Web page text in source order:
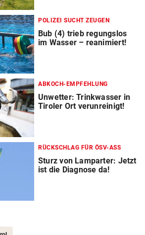
POLIZEI SUCHT ZEUGEN
Bub (4) trieb regungslos
im Wasser – reanimiert!
ABKOCH-EMPFEHLUNG
Unwetter: Trinkwasser in
Tiroler Ort verunreinigt!
RÜCKSCHLAG FÜR ÖSV-ASS
Sturz von Lamparter: Jetzt
ist die Diagnose da!